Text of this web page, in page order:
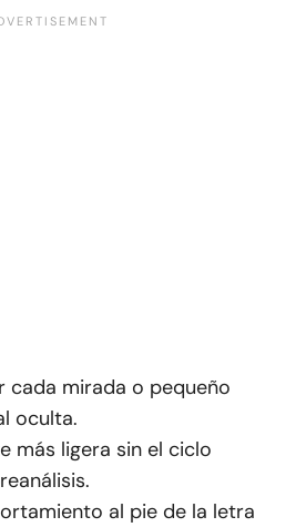
cada mirada o pequeño
oculta.
más ligera sin el ciclo
al pie de la letra